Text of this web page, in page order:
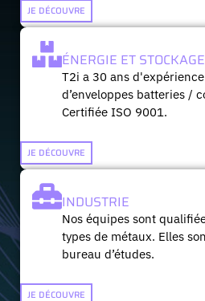
JE DÉCOUVRE
ÉNERGIE ET STOCKAGE
T2i a 30 ans
d’enveloppes batteries /
Certifiée ISO 9001.
JE DÉCOUVRE
INDUSTRIE
Nos équipes sont
types de métaux. Elles
bureau d’études.
JE DÉCOUVRE